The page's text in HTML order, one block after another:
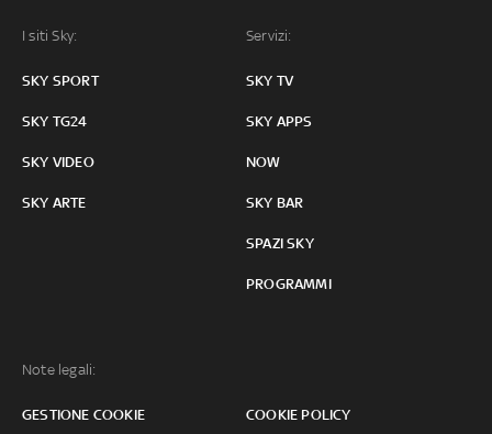
I siti Sky:
SKY SPORT
SKY TG24
SKY VIDEO
SKY ARTE
Servizi:
SKY TV
SKY APPS
NOW
SKY BAR
SPAZI SKY
PROGRAMMI
Note legali:
GESTIONE COOKIE COOKIE POLICY